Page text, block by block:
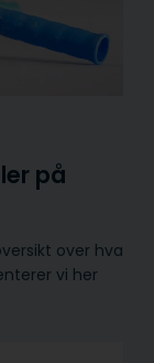
på
over hva
vi her